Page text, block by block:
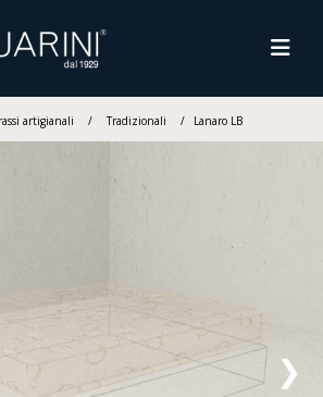
artigianali / Tradizionali / Lanaro LB
❯